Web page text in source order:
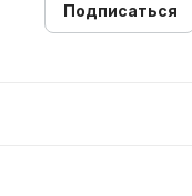
Подписаться